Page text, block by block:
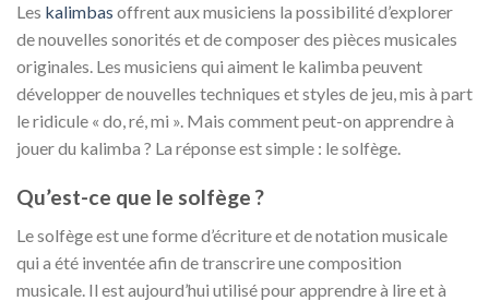
Les kalimbas offrent aux musiciens la possibilité d’explorer
de nouvelles sonorités et de composer des pièces musicales
originales. Les musiciens qui aiment le kalimba peuvent
développer de nouvelles techniques et styles de jeu, mis à part
le ridicule « do, ré, mi ». Mais comment peut-on apprendre à
jouer du kalimba ? La réponse est simple : le solfège.
Qu’est-ce que le solfège ?
Le solfège est une forme d’écriture et de notation musicale
qui a été inventée afin de transcrire une composition
musicale. Il est aujourd’hui utilisé pour apprendre à lire et à